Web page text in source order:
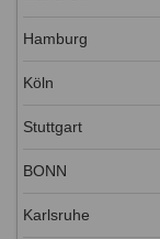
Hamburg
Köln
Stuttgart
BONN
Karlsruhe